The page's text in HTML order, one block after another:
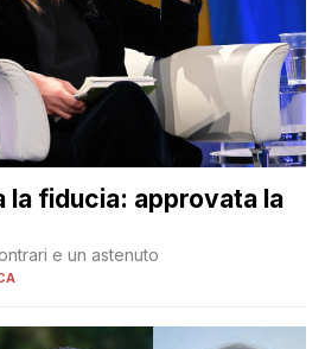
la fiducia: approvata la
e un astenuto